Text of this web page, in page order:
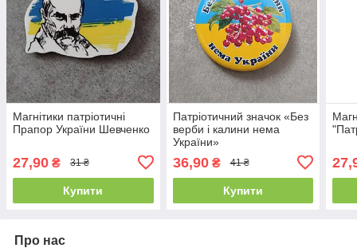
Магнітики патріотичні
Прапор України Шевченко
27,90 ₴ 31 ₴
Купити
Патріотичний значок «Без
верби і калини нема
України»
36,90₴ 41 ₴
Купити
Про нас